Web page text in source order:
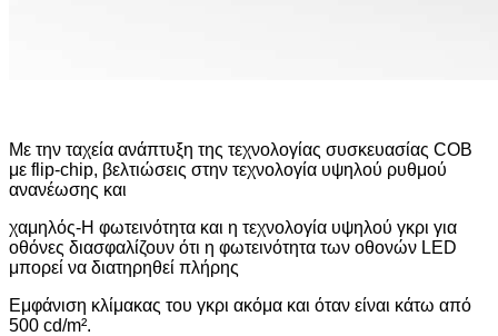
Με την ταχεία ανάπτυξη της τεχνολογίας συσκευασίας COB
με flip-chip, βελτιώσεις στην τεχνολογία υψηλού ρυθμού
ανανέωσης και
χαμηλός-Η φωτεινότητα και η τεχνολογία υψηλού γκρι για
οθόνες διασφαλίζουν ότι η φωτεινότητα των οθονών LED
μπορεί να διατηρηθεί πλήρης
Εμφάνιση κλίμακας του γκρι ακόμα και όταν είναι κάτω από
500 cd/m².